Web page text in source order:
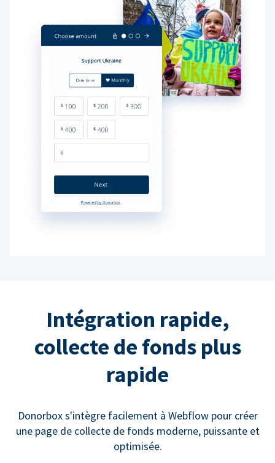
Intégration rapide,
collecte de fonds plus
rapide
Donorbox s'intègre facilement à Webflow pour créer
une page de collecte de fonds moderne, puissante et
optimisée.